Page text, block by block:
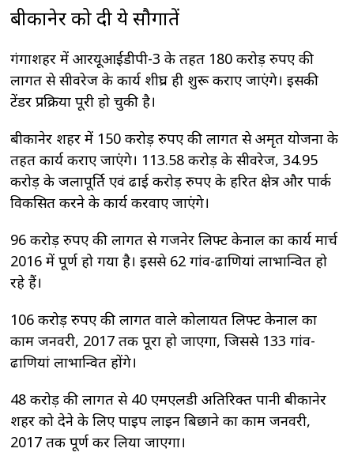
बीकानेर को दी ये सौगातें
गंगाशहर में आरयूआईडीपी-3 के तहत 180 करोड़ रुपए की
लागत से सीवरेज के कार्य शीघ्र ही शुरू कराए जाएंगे। इसकी
टेंडर प्रक्रिया पूरी हो चुकी है।
बीकानेर शहर में 150 करोड़ रुपए की लागत से अमृत योजना के
तहत कार्य कराए जाएंगे। 113.58 करोड़ के सीवरेज, 34.95
करोड़ के जलापूर्ति एवं ढाई करोड़ रुपए के हरित क्षेत्र और पार्क
विकसित करने के कार्य करवाए जाएंगे।
96 करोड़ रुपए की लागत से गजनेर लिफ्ट केनाल का कार्य मार्च
2016 में पूर्ण हो गया है। इससे 62 गांव-ढाणियां लाभान्वित हो
रहे हैं।
106 करोड़ रुपए की लागत वाले कोलायत लिफ्ट केनाल का
काम जनवरी, 2017 तक पूरा हो जाएगा, जिससे 133 गांव-
ढाणियां लाभान्वित होंगे।
48 करोड़ की लागत से 40 एमएलडी अतिरिक्त पानी बीकानेर
शहर को देने के लिए पाइप लाइन बिछाने का काम जनवरी,
2017 तक पूर्ण कर लिया जाएगा।